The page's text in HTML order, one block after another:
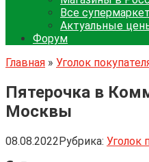
Все
Актуальные
Форум
Главная » Уголок
Пятерочка в
Москвы
08.08.2022Рубрика: Уголок